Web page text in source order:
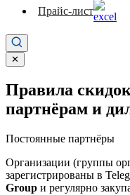
Прайс-лист
✕
Правила
партнёрам и
Постоянные партнёры
Организации (группы
зарегистрированы в
Group и регулярно